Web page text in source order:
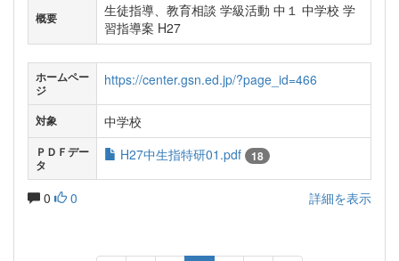
概要
生徒指導、教育相談 学級活動 中１ 中学校 学
習指導案 H27
ホームペー
ジ
https://center.gsn.ed.jp/?page_id=466
対象 中学校
ＰＤＦデー
タ
H27中生指特研01.pdf 18
0 0 詳細を表示